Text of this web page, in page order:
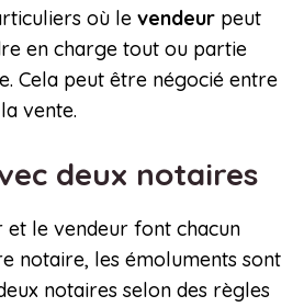
où le vendeur peut
en charge tout ou partie
Cela peut être négocié entre
vente.
deux notaires
et le vendeur font chacun
notaire, les émoluments sont
notaires selon des règles